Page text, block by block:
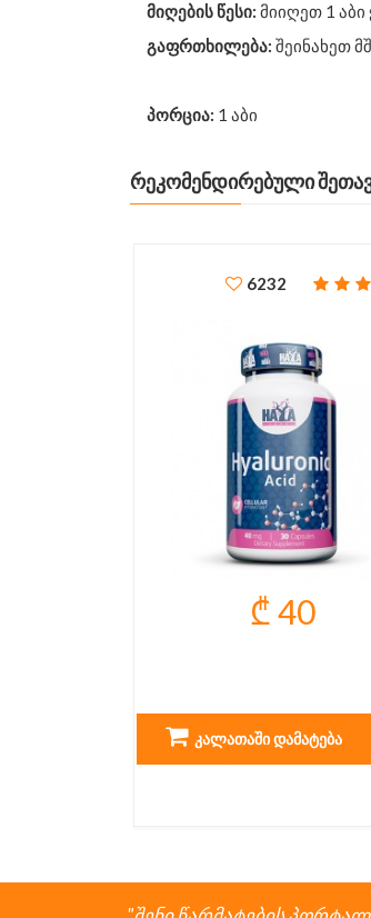
მიღების წესი: მიიღეთ 1
გაფრთხილება: შეინახეთ
პორცია: 1 აბი
ᲠᲔᲙᲝᲛᲔᲜᲓᲘᲠᲔᲑᲣᲚᲘ
6232
₾ 40
ᲙᲐᲚᲐᲗᲐᲨᲘ ᲓᲐᲛᲐᲢᲔᲑᲐ